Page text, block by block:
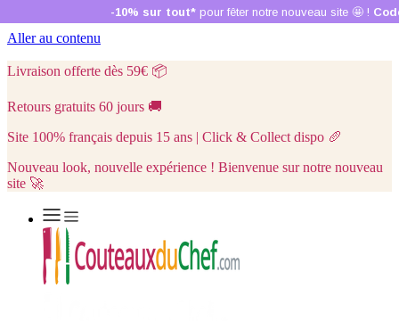
Aller au contenu
Livraison offerte dès 59€ 📦
Retours gratuits 60 jours 🚚
Site 100% français depuis 15 ans | Click & Collect dispo 🥖
Nouveau look, nouvelle expérience ! Bienvenue sur notre nouveau
site 🚀